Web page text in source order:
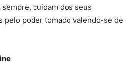
cuidam dos seus
pelo poder tomado valendo-se de